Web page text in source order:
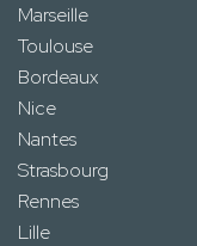
Marseille
Toulouse
Bordeaux
Nice
Nantes
Strasbourg
Rennes
Lille